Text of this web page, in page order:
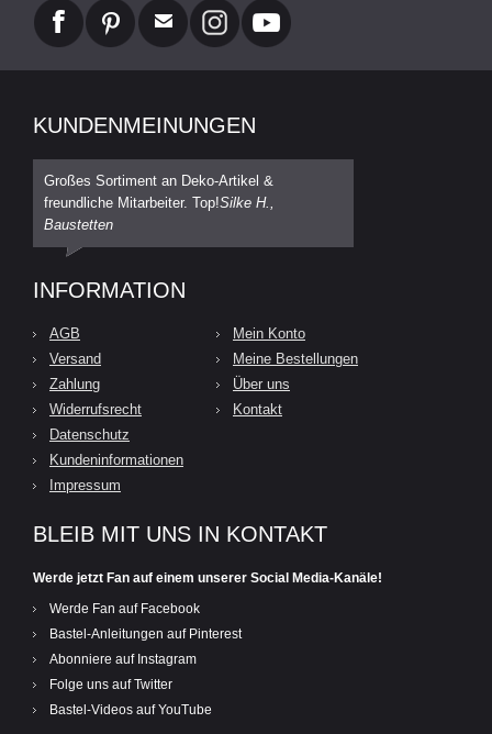
KUNDENMEINUNGEN
Großes Sortiment an Deko-Artikel &
freundliche Mitarbeiter. Top!Silke H.,
Baustetten
INFORMATION
AGB
Versand
Zahlung
Widerrufsrecht
Datenschutz
Kundeninformationen
Impressum
Mein Konto
Meine Bestellungen
Über uns
Kontakt
BLEIB MIT UNS IN KONTAKT
Werde jetzt Fan auf einem unserer Social Media-Kanäle!
Werde Fan auf Facebook
Bastel-Anleitungen auf Pinterest
Abonniere auf Instagram
Folge uns auf Twitter
Bastel-Videos auf YouTube